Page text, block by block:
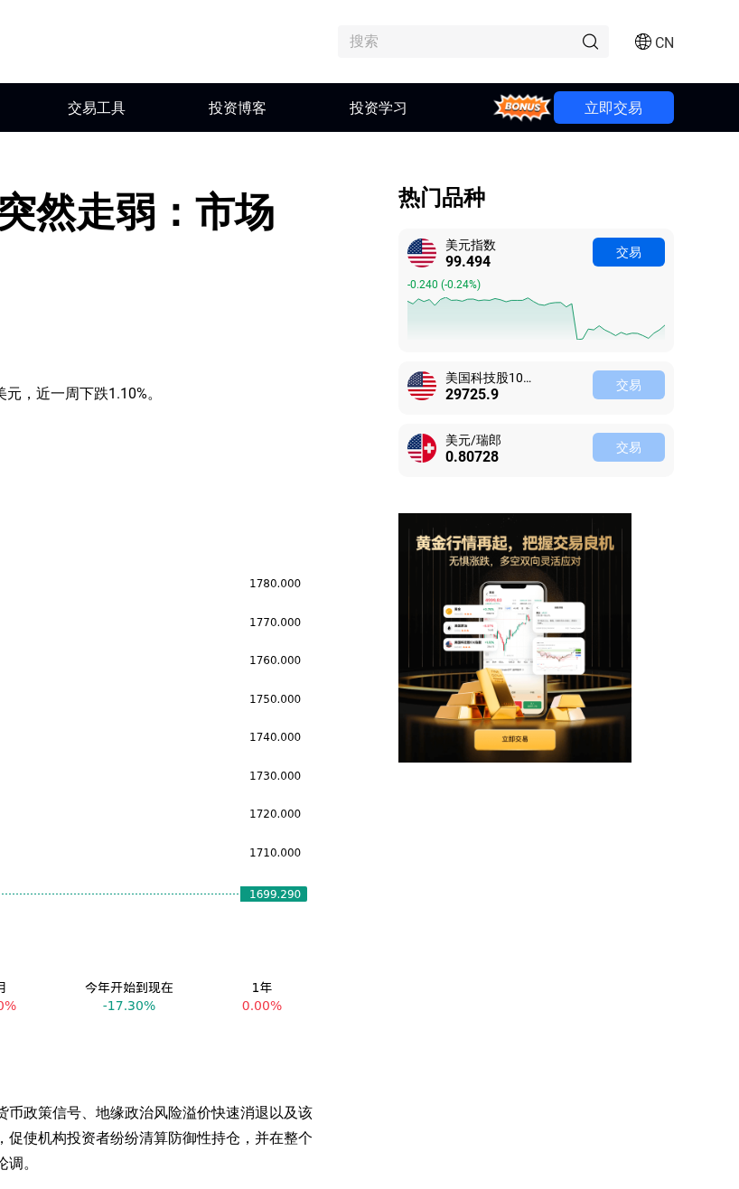
CN
交易工具 投资博客 投资学习 Bonus 立即交易
然走弱：市场
，近一周下跌1.10%。
币政策信号、地缘政治风险溢价快速消退以及该
使机构投资者纷纷清算防御性持仓，并在整个
。
热门品种
美元指数
99.494
-0.240 (-0.24%)
交易
美国科技股100指数
29725.9 交易
美元/瑞郎
0.80728 交易